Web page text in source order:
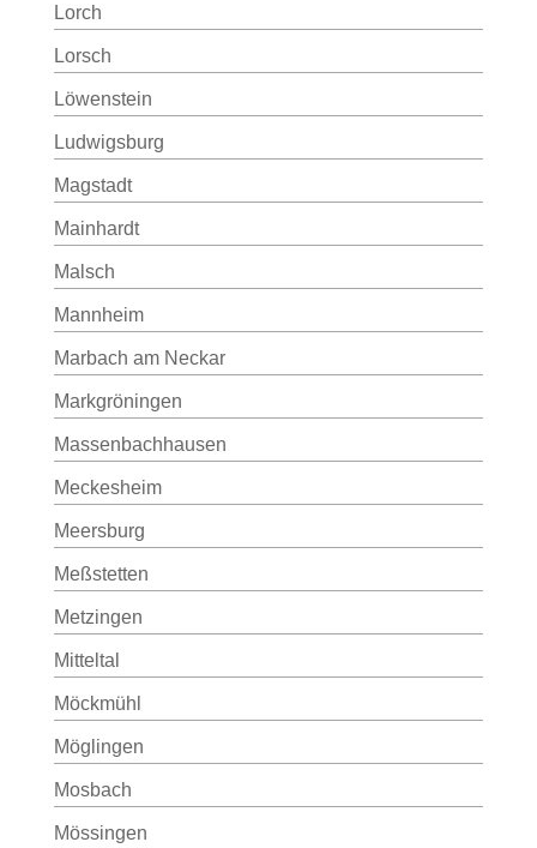
Lorch
Lorsch
Löwenstein
Ludwigsburg
Magstadt
Mainhardt
Malsch
Mannheim
Marbach am Neckar
Markgröningen
Massenbachhausen
Meckesheim
Meersburg
Meßstetten
Metzingen
Mitteltal
Möckmühl
Möglingen
Mosbach
Mössingen